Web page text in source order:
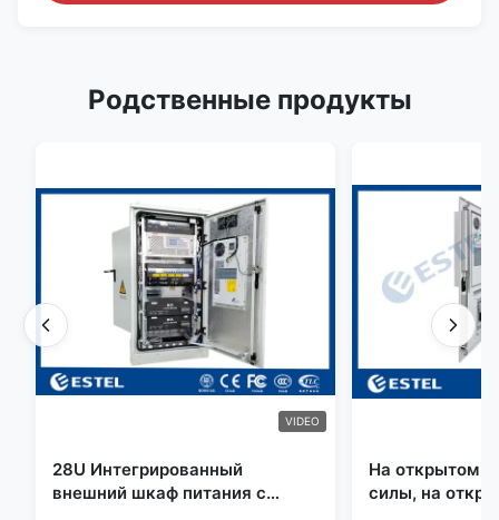
Родственные продукты
VIDEO
28U Интегрированный
внешний шкаф питания с
На открытом
силы, на